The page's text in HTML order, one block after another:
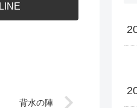
LINE
背水の陣